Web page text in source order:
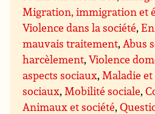
Migration, immigration et
Violence dans la société,
mauvais traitement,Abus
harcèlement,Violence
aspects sociaux,Maladie et
sociaux,Mobilité sociale,
Animaux et société,